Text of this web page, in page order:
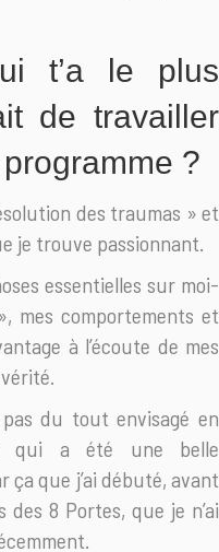
t’a le plus
de travailler
?
des traumas » et
je trouve passionnant.
essentielles sur moi-
mes comportements et
à l’écoute de mes
pas du tout envisagé en
qui a été une belle
ça que j’ai débuté, avant
8 Portes, que je n’ai